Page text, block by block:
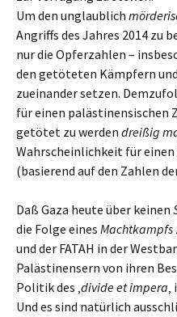
Um den unglaublich
Angriffs des Jahres 2014 zu
nur die Opferzahlen –
den getöteten Kämpfern
zueinander setzen.
für einen palästinensischen
getötet zu werden dreißig
Wahrscheinlichkeit für
(basierend auf den Zahlen
Daß Gaza heute über keinen
die Folge eines Machtkampfs
und der FATAH in der
Palästinensern von ihren
Politik des ‚divide et impera
Und es sind natürlich